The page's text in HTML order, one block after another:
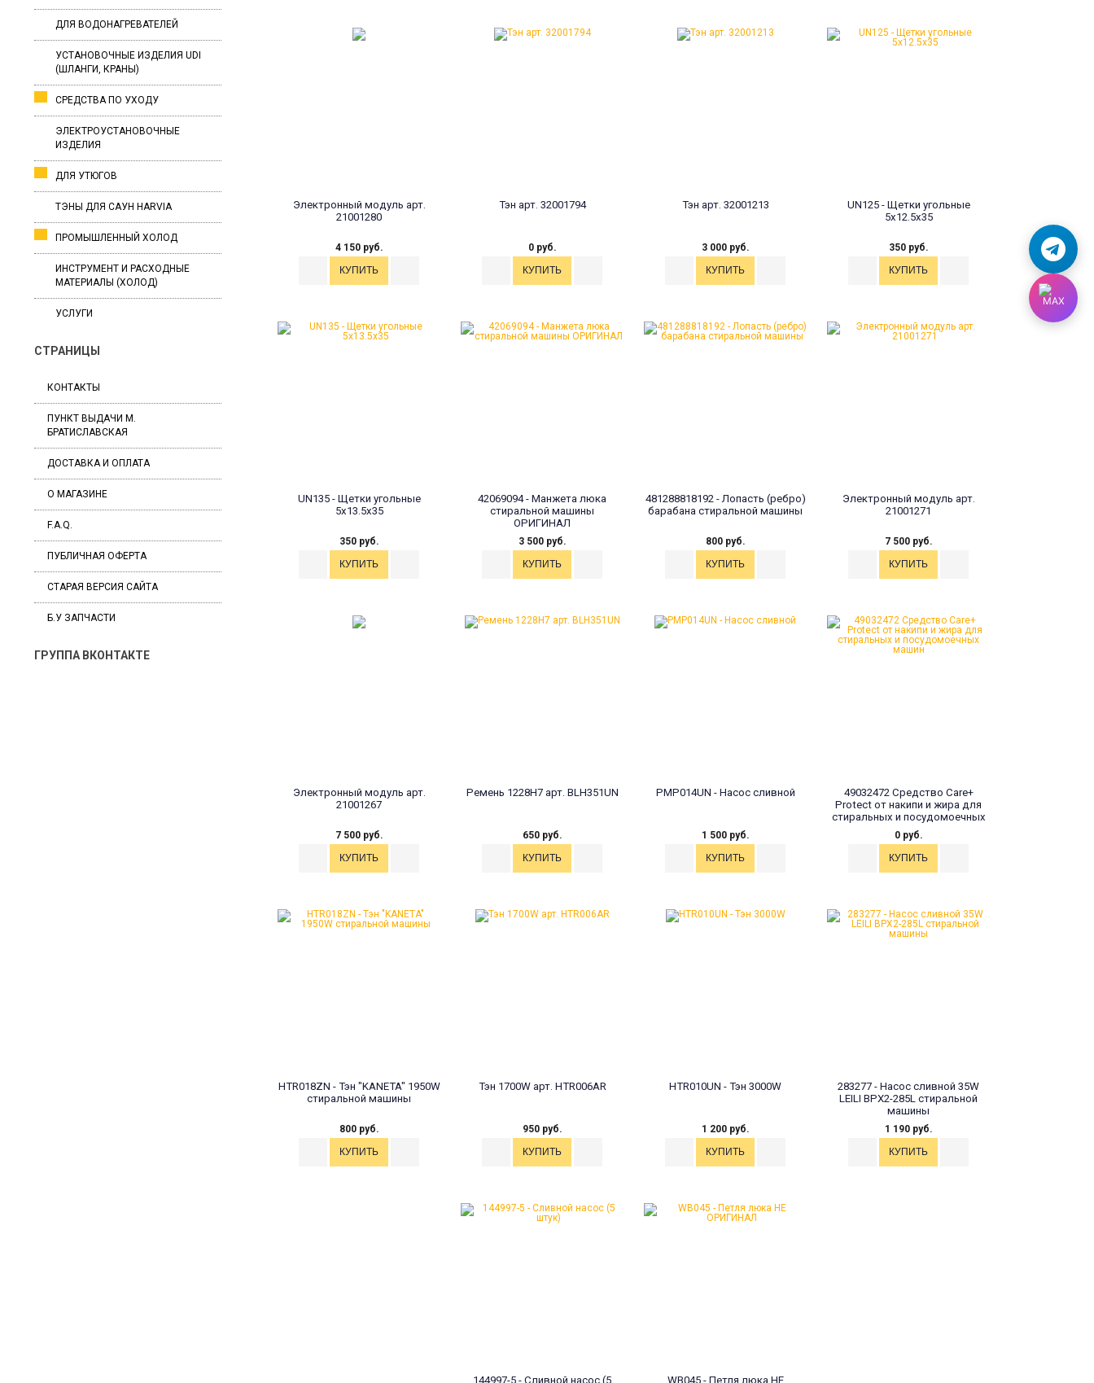
ДЛЯ ВОДОНАГРЕВАТЕЛЕЙ
УСТАНОВОЧНЫЕ ИЗДЕЛИЯ UDI
(ШЛАНГИ, КРАНЫ)
СРЕДСТВА ПО УХОДУ
ЭЛЕКТРОУСТАНОВОЧНЫЕ
ИЗДЕЛИЯ
ДЛЯ УТЮГОВ
ТЭНЫ ДЛЯ САУН HARVIA
ПРОМЫШЛЕННЫЙ ХОЛОД
ИНСТРУМЕНТ И РАСХОДНЫЕ
МАТЕРИАЛЫ (ХОЛОД)
УСЛУГИ
СТРАНИЦЫ
КОНТАКТЫ
ПУНКТ ВЫДАЧИ М.
БРАТИСЛАВСКАЯ
ДОСТАВКА И ОПЛАТА
О МАГАЗИНЕ
F.A.Q.
ПУБЛИЧНАЯ ОФЕРТА
СТАРАЯ ВЕРСИЯ САЙТА
Б.У ЗАПЧАСТИ
ГРУППА ВКОНТАКТЕ
Электронный модуль арт.
21001280
4 150 руб.
Тэн арт. 32001794
0 руб.
Тэн арт. 32001213
3 000 руб.
UN125 - Щетки угольные
5x12.5x35
350 руб.
UN135 - Щетки угольные
5x13.5x35
350 руб.
42069094 - Манжета люка
стиральной машины
ОРИГИНАЛ
3 500 руб.
481288818192 - Лопасть (ребро)
барабана стиральной машины
800 руб.
Электронный модуль арт.
21001271
7 500 руб.
Электронный модуль арт.
21001267
7 500 руб.
Ремень 1228H7 арт. BLH351UN
650 руб.
PMP014UN - Насос сливной
1 500 руб.
49032472 Средство Care+
Protect от накипи и жира для
стиральных и посудомоечных
машин
0 руб.
HTR018ZN - Тэн "KANETA" 1950W
стиральной машины
800 руб.
Тэн 1700W арт. HTR006AR
950 руб.
HTR010UN - Тэн 3000W
1 200 руб.
283277 - Насос сливной 35W
LEILI BPX2-285L стиральной
машины
1 190 руб.
144997-5 - Сливной насос (5 WB045 - Петля люка НЕ